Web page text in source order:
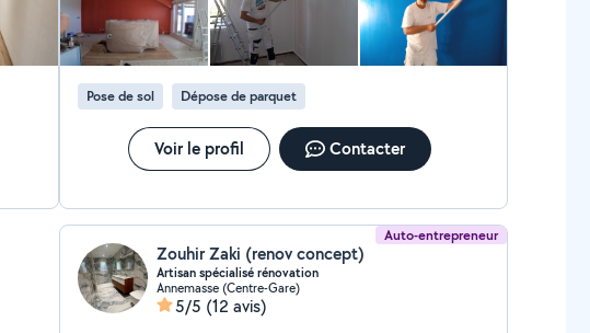
Pose de sol Dépose de parquet
Voir le profil Contacter
Auto-entrepreneur
Zouhir Zaki (renov concept)
Artisan spécialisé rénovation
Annemasse (Centre-Gare)
5/5 (12 avis)